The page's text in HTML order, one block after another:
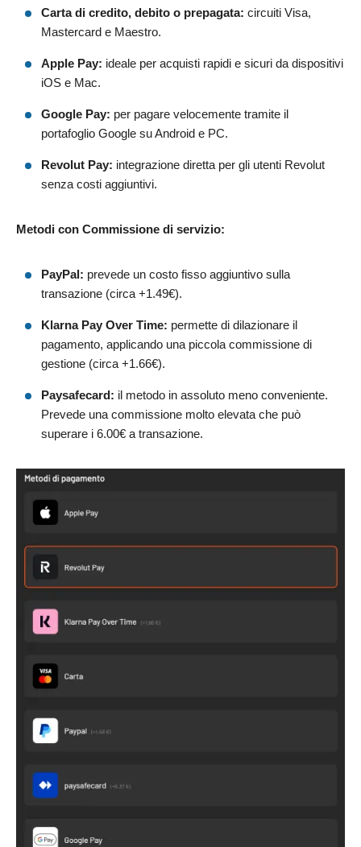
Carta di credito, debito o prepagata: circuiti Visa,
Mastercard e Maestro.
Apple Pay: ideale per acquisti rapidi e sicuri da dispositivi
iOS e Mac.
Google Pay: per pagare velocemente tramite il
portafoglio Google su Android e PC.
Revolut Pay: integrazione diretta per gli utenti Revolut
senza costi aggiuntivi.
Metodi con Commissione di servizio:
PayPal: prevede un costo fisso aggiuntivo sulla
transazione (circa +1.49€).
Klarna Pay Over Time: permette di dilazionare il
pagamento, applicando una piccola commissione di
gestione (circa +1.66€).
Paysafecard: il metodo in assoluto meno conveniente.
Prevede una commissione molto elevata che può
superare i 6.00€ a transazione.